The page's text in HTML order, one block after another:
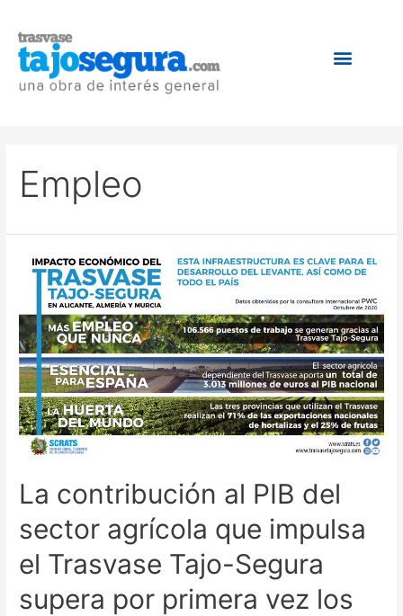
Empleo
La contribución al PIB del
sector agrícola que impulsa
el Trasvase Tajo-Segura
supera por primera vez los